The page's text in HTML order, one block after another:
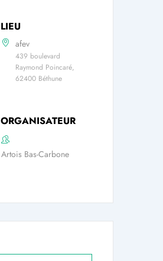
LIEU
afev
439 boulevard
Raymond Poincaré,
62400 Béthune
ORGANISATEUR
Artois Bas-Carbone